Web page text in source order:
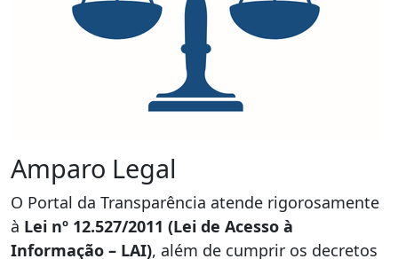
Amparo Legal
O Portal da Transparência atende rigorosamente
à Lei nº 12.527/2011 (Lei de Acesso à
Informação – LAI), além de cumprir os decretos